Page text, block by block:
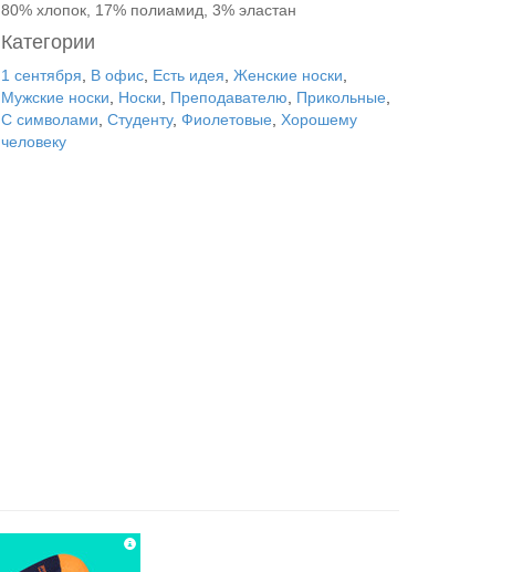
80% хлопок, 17% полиамид, 3% эластан
Категории
1 сентября В офис Есть идея Женские носки
Мужские носки
Носки Преподавателю Прикольные
С символами Студенту, Фиолетовые
Хорошему
человеку